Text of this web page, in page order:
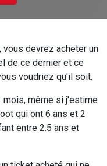
devrez acheter un
de ce dernier et ce
voudriez qu'il soit.
mois, même si j'estime
qui ont 6 ans et 2
entre 2.5 ans et